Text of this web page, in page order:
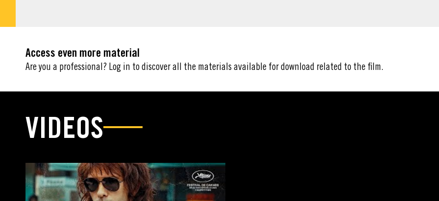
Access even more material
Are you a professional? Log in to discover all the materials available for download related to the film.
VIDEOS